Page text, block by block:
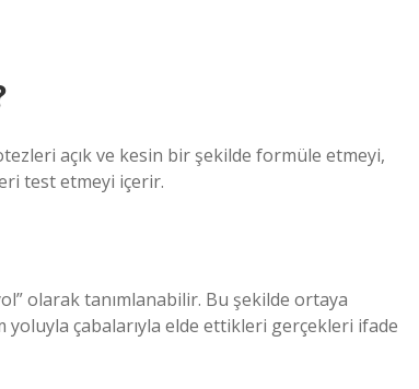
açık ve kesin bir şekilde formüle etmeyi,
test etmeyi içerir.
olarak tanımlanabilir. Bu şekilde ortaya
çabalarıyla elde ettikleri gerçekleri ifade